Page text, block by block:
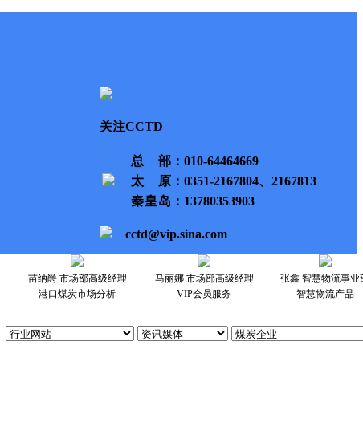
关注CCTD
总部 ：010-64464669
太原 ：0351-2167804、2167813
秦皇岛 ：13780353903
cctd@vip.sina.com
苗纳爵 市场部高级经理
港口煤炭市场分析
马丽娜 市场部高级经理
VIP会员服务
张鑫 智慧物流事业
智慧物流产品